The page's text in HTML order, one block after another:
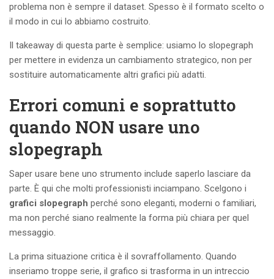
problema non è sempre il dataset. Spesso è il formato scelto o
il modo in cui lo abbiamo costruito.
Il takeaway di questa parte è semplice: usiamo lo slopegraph
per mettere in evidenza un cambiamento strategico, non per
sostituire automaticamente altri grafici più adatti.
Errori comuni e soprattutto
quando NON usare uno
slopegraph
Saper usare bene uno strumento include saperlo lasciare da
parte. È qui che molti professionisti inciampano. Scelgono i
grafici slopegraph perché sono eleganti, moderni o familiari,
ma non perché siano realmente la forma più chiara per quel
messaggio.
La prima situazione critica è il sovraffollamento. Quando
inseriamo troppe serie, il grafico si trasforma in un intreccio